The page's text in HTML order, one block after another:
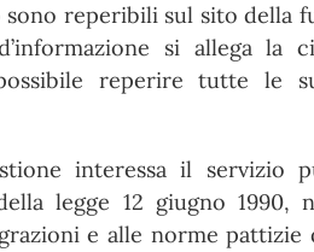
reperibili sul sito della
si allega la
reperire tutte le
interessa il servizio
legge 12 giugno 1990,
e alle norme pattizie